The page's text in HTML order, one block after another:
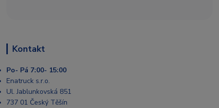
Kontakt
Po- Pá 7:00- 15:00
Enatruck s.r.o.
Ul. Jablunkovská 851
737 01 Český Těšín